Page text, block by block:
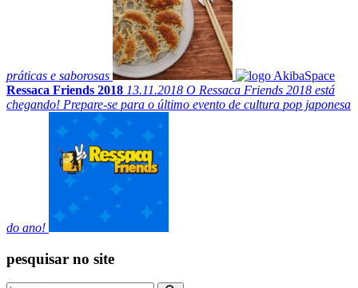
práticas e saborosas
Ressaca Friends 2018 13.11.2018 O Ressaca Friends 2018 está
chegando! Prepare-se para o último evento de cultura pop japonesa
do ano!
pesquisar no site